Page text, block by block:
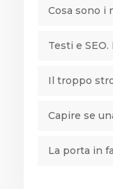
Cosa sono i
Testi e
Il troppo
Capire se
La porta in